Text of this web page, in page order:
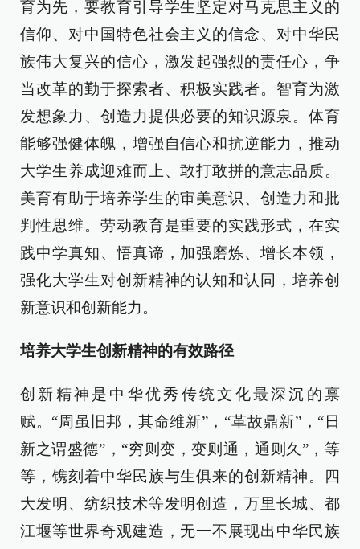
育为先，要教育引导学生坚定对马克思主义的
信仰、对中国特色社会主义的信念、对中华民
族伟大复兴的信心，激发起强烈的责任心，争
当改革的勤于探索者、积极实践者。智育为激
发想象力、创造力提供必要的知识源泉。体育
能够强健体魄，增强自信心和抗逆能力，推动
大学生养成迎难而上、敢打敢拼的意志品质。
美育有助于培养学生的审美意识、创造力和批
判性思维。劳动教育是重要的实践形式，在实
践中学真知、悟真谛，加强磨炼、增长本领，
强化大学生对创新精神的认知和认同，培养创
新意识和创新能力。
培养大学生创新精神的有效路径
创新精神是中华优秀传统文化最深沉的禀
赋。“周虽旧邦，其命维新”，“革故鼎新”，“日
新之谓盛德”，“穷则变，变则通，通则久”，等
等，镌刻着中华民族与生俱来的创新精神。四
大发明、纺织技术等发明创造，万里长城、都
江堰等世界奇观建造，无一不展现出中华民族